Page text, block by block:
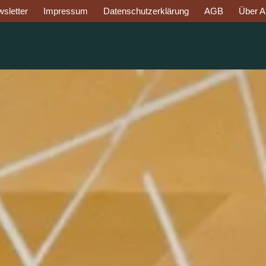
Impressum Datenschutzerklärung AGB Über